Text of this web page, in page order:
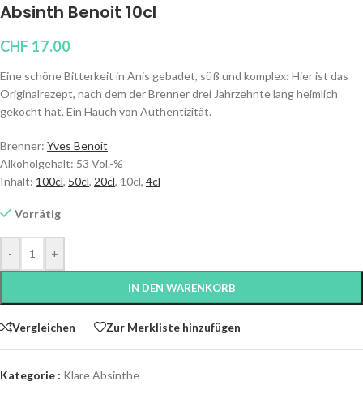
Absinth Benoit 10cl
CHF 17.00
Eine schöne Bitterkeit in Anis gebadet, süß und komplex: Hier ist das
Originalrezept, nach dem der Brenner drei Jahrzehnte lang heimlich
gekocht hat. Ein Hauch von Authentizität.
Brenner: Yves Benoit
Alkoholgehalt: 53 Vol.-%
Inhalt: 100cl, 50cl, 20cl, 10cl, 4cl
Vorrätig
- +
IN DEN WARENKORB
Vergleichen Zur Merkliste hinzufügen
Kategorie : Klare Absinthe